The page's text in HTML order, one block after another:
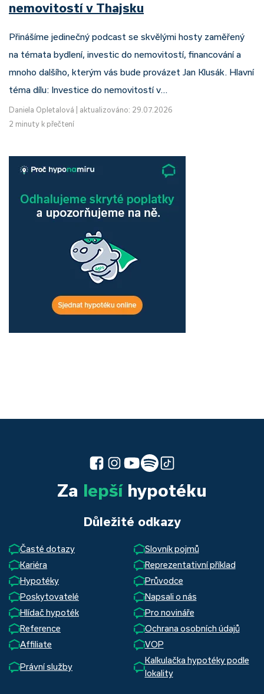
nemovitostí v Thajsku
Přinášíme jedinečný podcast se skvělými hosty zaměřený
na témata bydlení, investic do nemovitostí, financování a
mnoho dalšího, kterým vás bude provázet Jan Klusák. Hlavní
téma dílu: Investice do nemovitostí v…
Daniela Opletalová
aktualizováno: 29.07.2026
2 minuty k přečtení
Za lepšíhypotéku
Důležité odkazy
Časté dotazy
Slovník pojmů
Kariéra
Reprezentativní příklad
Hypotéky
Průvodce
Poskytovatelé
Napsali o nás
Hlídač hypoték
Pro novináře
Reference
Ochrana osobních údajů
Affiliate
VOP
Právní služby
Kalkulačka hypotéky podle
lokality